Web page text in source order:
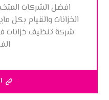
افضل الشركات
الخزانات والقيام بكل
شركة تنظيف خزانات